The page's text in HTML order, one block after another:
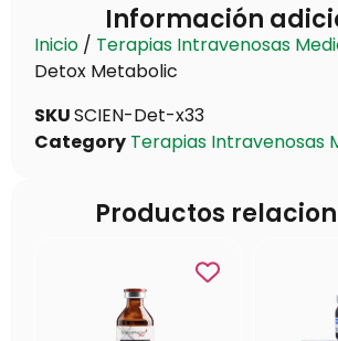
Productos
Información
Inicio / Terapias Intravenosas
Detox Metabolic
SKUSCIEN-Det-x33
Category Terapias Intravenosas